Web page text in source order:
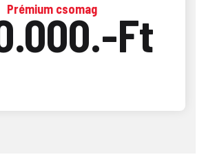
Prémium csomag Ft